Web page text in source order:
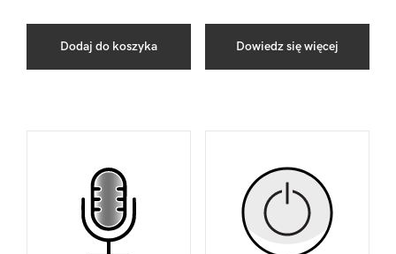
Dodaj do koszyka Dowiedz się więcej